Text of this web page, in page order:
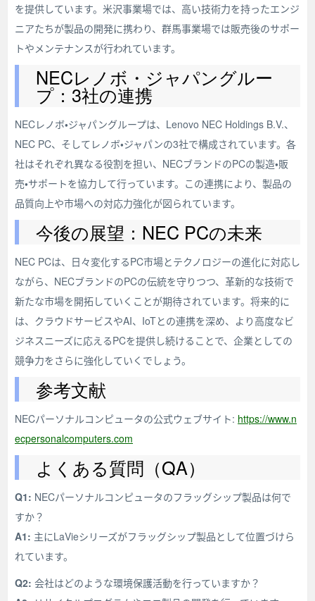
を提供しています。米沢事業場では、高い技術力を持ったエンジ
ニアたちが製品の開発に携わり、群馬事業場では販売後のサポー
トやメンテナンスが行われています。
NECレノボ・ジャパングルー
プ：3社の連携
NECレノボ・ジャパングループは、Lenovo NEC Holdings B.V.、
NEC PC、そしてレノボ・ジャパンの3社で構成されています。各
社はそれぞれ異なる役割を担い、NECブランドのPCの製造・販
売・サポートを協力して行っています。この連携により、製品の
品質向上や市場への対応力強化が図られています。
今後の展望：NEC PCの未来
NEC PCは、日々変化するPC市場とテクノロジーの進化に対応し
ながら、NECブランドのPCの伝統を守りつつ、革新的な技術で
新たな市場を開拓していくことが期待されています。将来的に
は、クラウドサービスやAI、IoTとの連携を深め、より高度なビ
ジネスニーズに応えるPCを提供し続けることで、企業としての
競争力をさらに強化していくでしょう。
参考文献
NECパーソナルコンピュータの公式ウェブサイト: https://www.n
ecpersonalcomputers.com
よくある質問（QA）
Q1: NECパーソナルコンピュータのフラッグシップ製品は何で
すか？
A1: 主にLaVieシリーズがフラッグシップ製品として位置づけら
れています。
Q2: 会社はどのような環境保護活動を行っていますか？